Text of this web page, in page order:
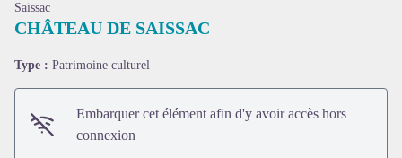
Voir l'image en plein écran
Saissac
CHÂTEAU DE SAISSAC
Type : Patrimoine culturel
Embarquer cet élément afin d'y avoir accès hors
connexion